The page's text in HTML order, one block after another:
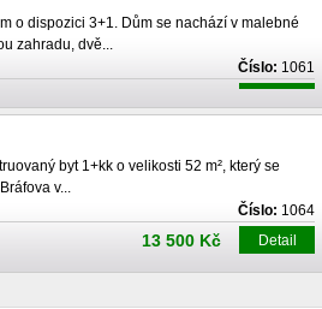
o dispozici 3+1. Dům se nachází v malebné
zahradu, dvě...
Číslo: 1061
byt 1+kk o velikosti 52 m², který se
v...
Číslo: 1064
Detail
13 500 Kč